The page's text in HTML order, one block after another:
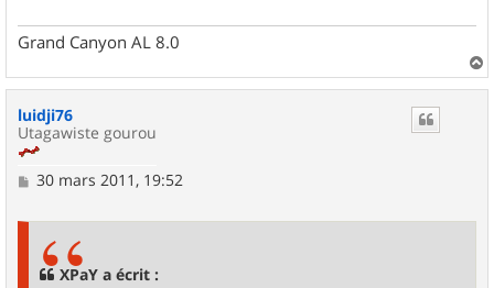
Grand Canyon AL 8.0
a
luidji76
Utagawiste gourou
M
30 mars 2011, 19:52
XPaY a écrit :